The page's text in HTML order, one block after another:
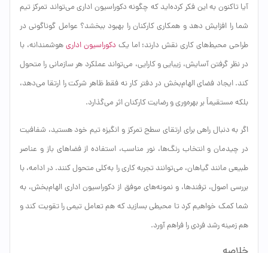
آیا تاکنون به این فکر کرده‌اید که چگونه دکوراسیون اداری می‌تواند تمرکز تیم
شما را افزایش دهد و همکاری کارکنان را بهبود ببخشد؟ عوامل گوناگونی در
طراحی محیط‌های کاری نقش دارند؛ اما یک دکوراسیون اداری هوشمندانه، با
در نظر گرفتن آسایش، زیبایی و کارایی، می‌تواند عملکرد هر سازمانی را متحول
کند. ایجاد فضای الهام‌بخش در دفتر کار نه فقط ظاهر شرکت را ارتقا می‌دهد،
بلکه مستقیماً بر بهره‌وری و رضایت کارکنان اثر می‌گذارد.
اگر به دنبال راهی برای ارتقای سطح تمرکز و انگیزه تیم خود هستید، شفافیت
در چیدمان و انتخاب رنگ‌ها، نور مناسب، استفاده از فضاهای باز و عناصر
طبیعی مانند گیاهان، می‌توانند تجربه کاری را به‌کلی متحول کنند. در ادامه، با
بررسی اصول، ترفندها، و نمونه‌های موفق از دکوراسیون اداری الهام‌بخش، به
شما کمک خواهیم کرد تا محیطی بسازید که هم تعامل تیمی را تقویت کند و
هم زمینه رشد فردی را فراهم آورد.